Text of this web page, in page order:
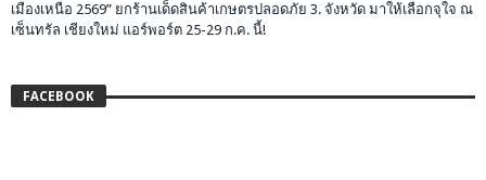
เมืองเหนือ 2569” ยกร้านเด็ดสินค้าเกษตรปลอดภัย 3. จังหวัด มาให้เลือกจุใจ ณ
เซ็นทรัล เชียงใหม่ แอร์พอร์ต 25-29 ก.ค. นี้!
FACEBOOK